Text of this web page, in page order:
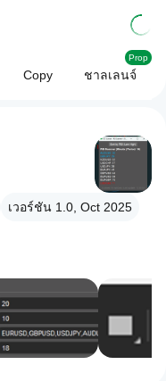
Copy ชาลเลนจ์
Prop
เวอร์ชัน 1.0, Oct 2025